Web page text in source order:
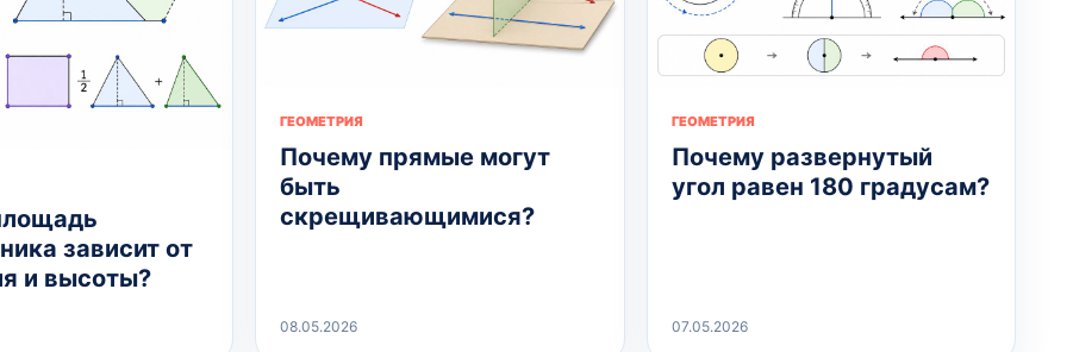
зависит от
и высоты?
ГЕОМЕТРИЯ
Почему прямые могут
быть
скрещивающимися?
08.05.2026
ГЕОМЕТРИЯ
Почему развернутый
угол равен 180 градусам?
07.05.2026